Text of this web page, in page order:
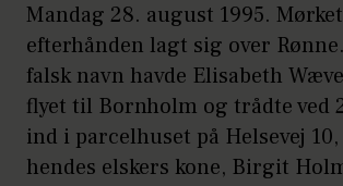
Mandag 28. august 1995.
efterhånden lagt sig over
falsk navn havde Elisabeth
flyet til Bornholm og trådte ved
ind i parcelhuset på Helsevej
hendes elskers kone, Birgit